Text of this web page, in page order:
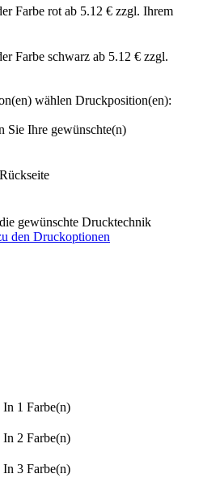
wählen Druckposition(en):
Sie Ihre gewünschte(n)
gewünschte Drucktechnik
den Druckoptionen
In 1 Farbe(n)
In 2 Farbe(n)
In 3 Farbe(n)